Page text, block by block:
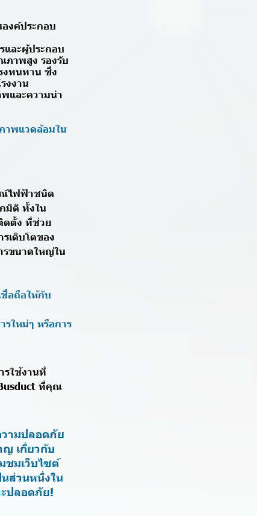
งค์ประกอบ
และผู้ประกอบ
ภาพสูง รองรับ
งทนทาน ซึ่ง
งงาน
และความน่า
าพแวดล้อมใน
ณ์ไฟฟ้าชนิด
มิติ ทั้งใน
ดตั้ง ที่ช่วย
เติบโตของ
รขนาดใหญ่ใน
ชื่อถือให้กับ
ใหม่ๆ หรือการ
ใช้งานที่
ที่คุณ
วามปลอดภัย
เกี่ยวกับ
ชมเว็บไซต์
นส่วนหนึ่งใน
ปลอดภัย!